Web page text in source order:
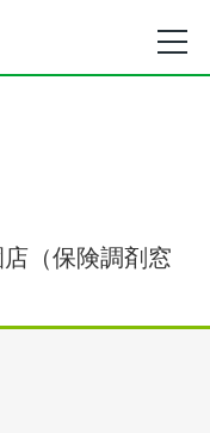
（保険調剤窓